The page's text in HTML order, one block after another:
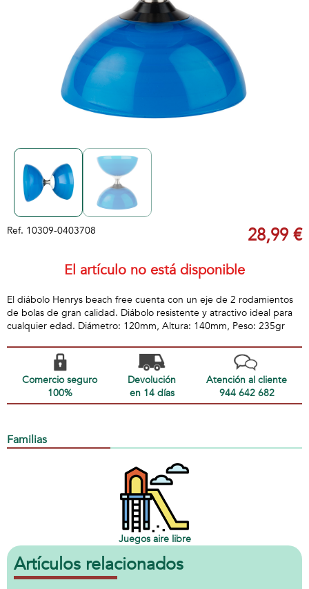
Ref. 10309-0403708 28,99 €
El artículo no está disponible
El diábolo Henrys beach free cuenta con un eje de 2 rodamientos
de bolas de gran calidad. Diábolo resistente y atractivo ideal para
cualquier edad. Diámetro: 120mm, Altura: 140mm, Peso: 235gr
Comercio seguro
100%
Devolución
en 14 días
Atención al cliente
944 642 682
Familias
Juegos aire libre
Artículos relacionados